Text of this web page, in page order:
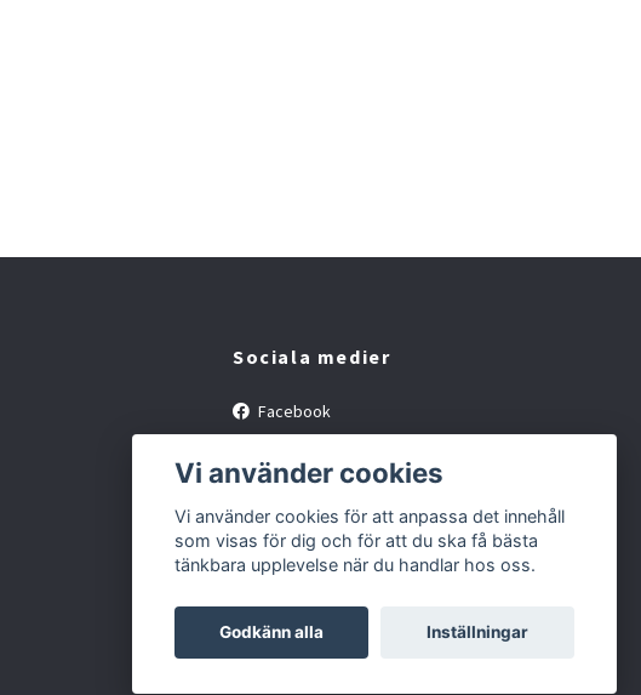
Sociala medier
Facebook
Vi använder cookies
Vi använder cookies för att anpassa det innehåll
som visas för dig och för att du ska få bästa
tänkbara upplevelse när du handlar hos oss.
Godkänn alla Inställningar